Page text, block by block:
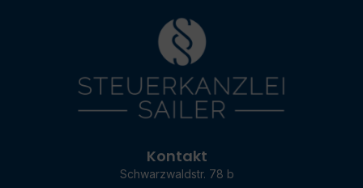
Kontakt
Schwarzwaldstr. 78 b